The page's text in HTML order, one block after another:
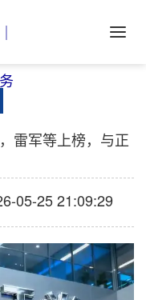
雷军等上榜，与正
05-25 21:09:29